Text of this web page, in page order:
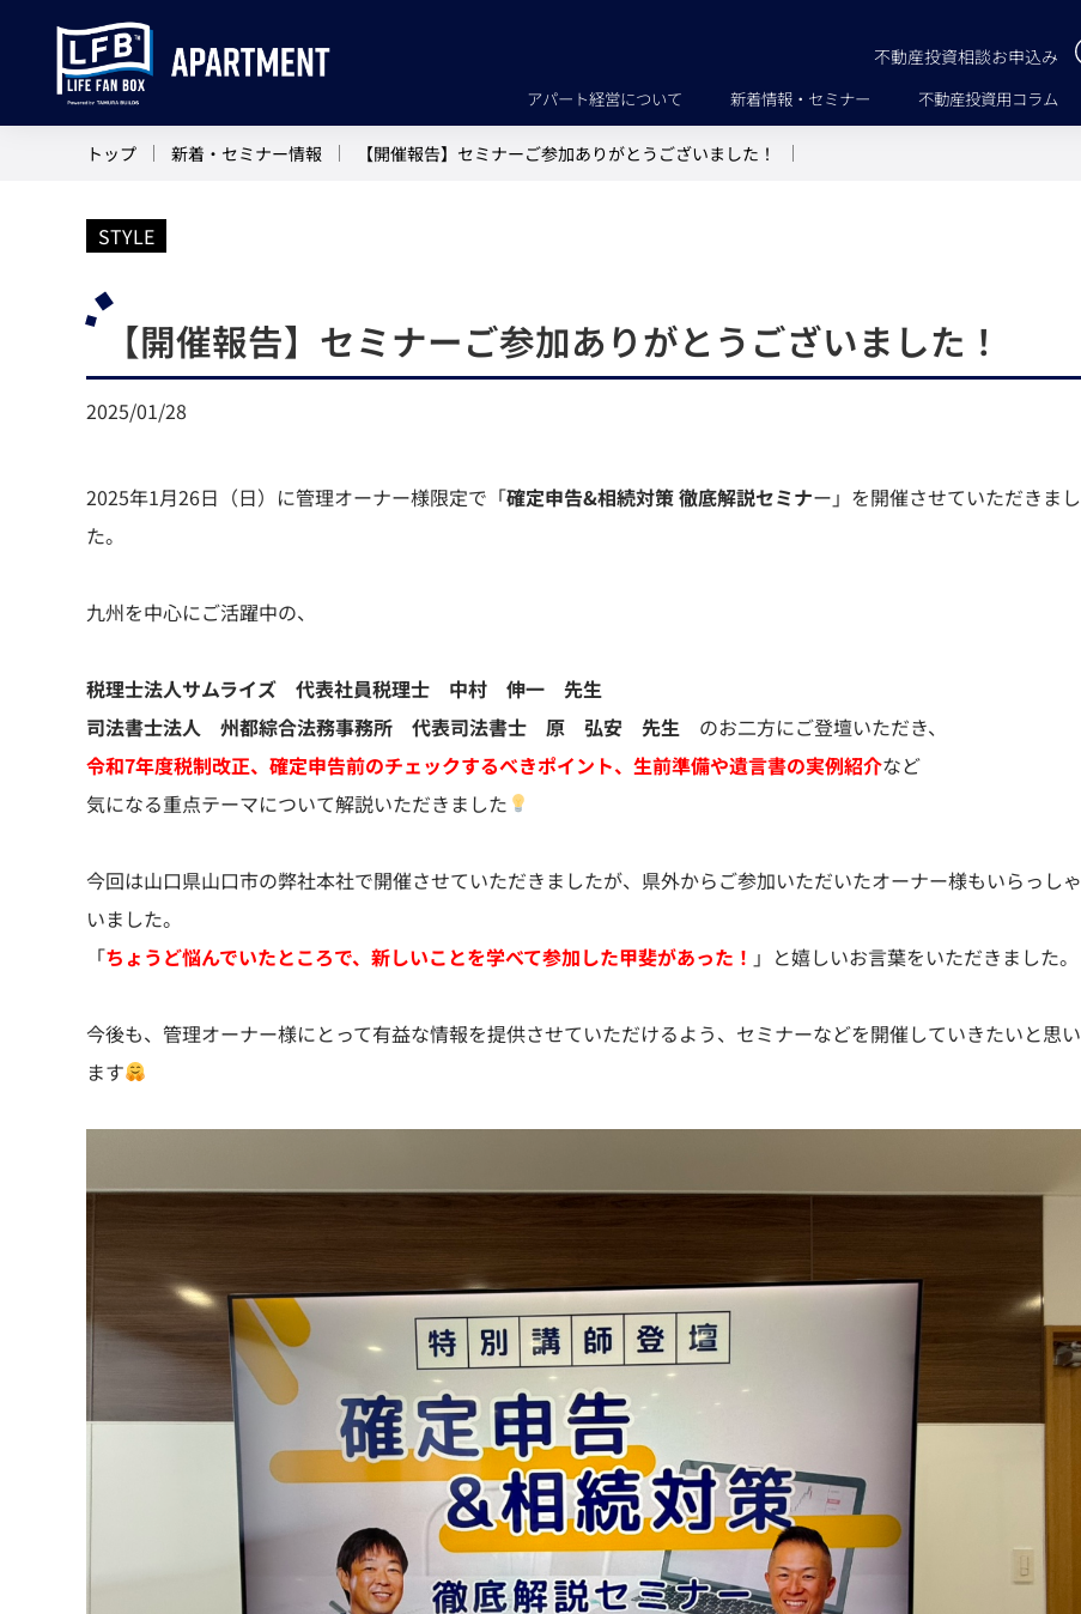
不動産投資相談お申込み
アパート経営について 新着情報・セミナー 不動産投資用コラム
トップ 新着・セミナー情報 【開催報告】セミナーご参加ありがとうございました！
STYLE
【開催報告】セミナーご参加ありがとうございました！
2025/01/28
2025年1月26日（日）に管理オーナー様限定で「確定申告&相続対策 徹底解説セミナー」を開催させていただきまし
た。
九州を中心にご活躍中の、
税理士法人サムライズ 代表社員税理士 中村 伸一 先生
司法書士法人 州都綜合法務事務所 代表司法書士 原 弘安 先生 のお二方にご登壇いただき、
令和7年度税制改正、確定申告前のチェックするべきポイント、生前準備や遺言書の実例紹介など
気になる重点テーマについて解説いただきました
今回は山口県山口市の弊社本社で開催させていただきましたが、県外からご参加いただいたオーナー様もいらっしゃ
いました。
「ちょうど悩んでいたところで、新しいことを学べて参加した甲斐があった！ 」と嬉しいお言葉をいただきました。
今後も、管理オーナー様にとって有益な情報を提供させていただけるよう、セミナーなどを開催していきたいと思い
ます